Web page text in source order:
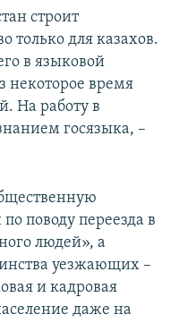
строит
только для казахов.
в языковой
некоторое время
На работу в
госязыка, –
поводу переезда в
людей», а
уезжающих –
и кадровая
даже на